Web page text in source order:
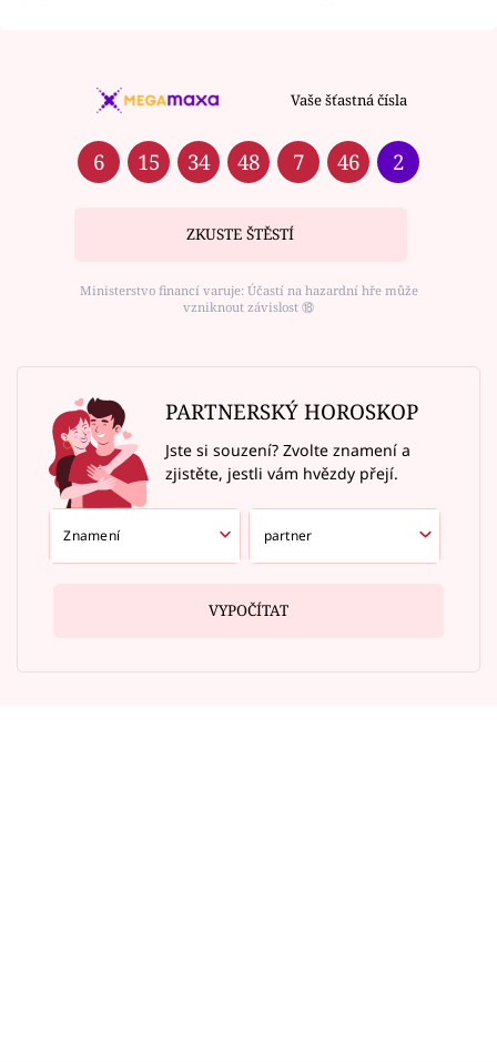
Vaše šťastná čísla
6 15 34 48 7 46 2
ZKUSTE ŠTĚSTÍ
Ministerstvo financí varuje: Účastí na hazardní hře může
vzniknout závislost ⑱
PARTNERSKÝ HOROSKOP
Jste si souzení? Zvolte znamení a
zjistěte, jestli vám hvězdy přejí.
VYPOČÍTAT